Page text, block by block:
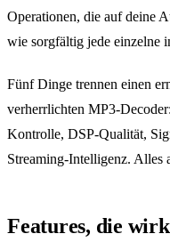
Operationen, die auf deine
wie sorgfältig jede einzelne
Fünf Dinge trennen einen
verherrlichten MP3-
Kontrolle, DSP-Qualität,
Streaming-Intelligenz. Alles
Features, die